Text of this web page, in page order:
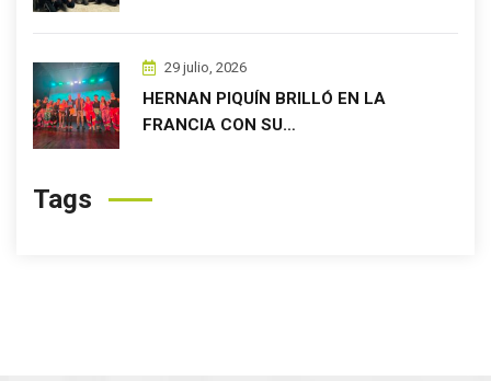
29 julio, 2026
HERNAN PIQUÍN BRILLÓ EN LA
FRANCIA CON SU…
Tags